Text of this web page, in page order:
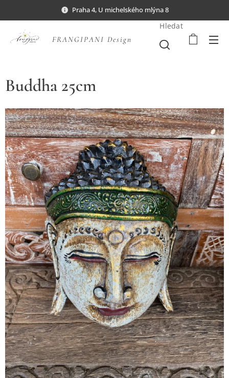
Praha 4, U michelského mlýna 8
FRANGIPANI Design
Hledat
Buddha 25cm